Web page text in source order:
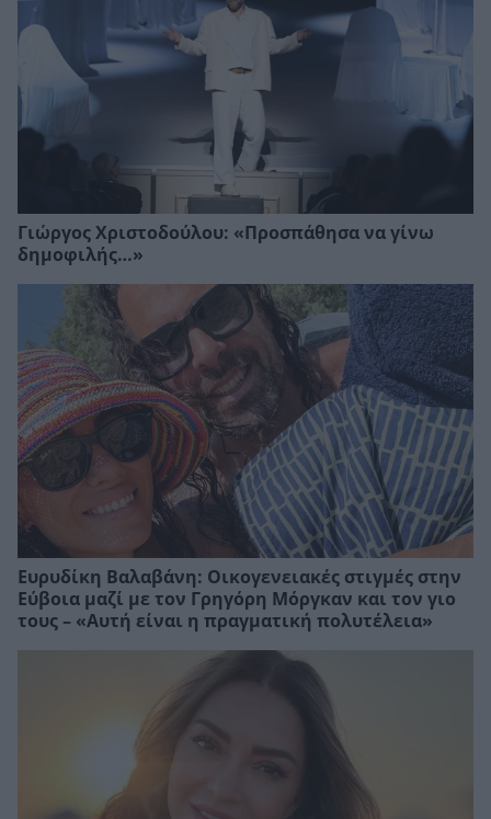
Γιώργος Χριστοδούλου: «Προσπάθησα να γίνω
δημοφιλής…»
Ευρυδίκη Βαλαβάνη: Οικογενειακές στιγμές στην
Εύβοια μαζί με τον Γρηγόρη Μόργκαν και τον γιο
τους – «Αυτή είναι η πραγματική πολυτέλεια»